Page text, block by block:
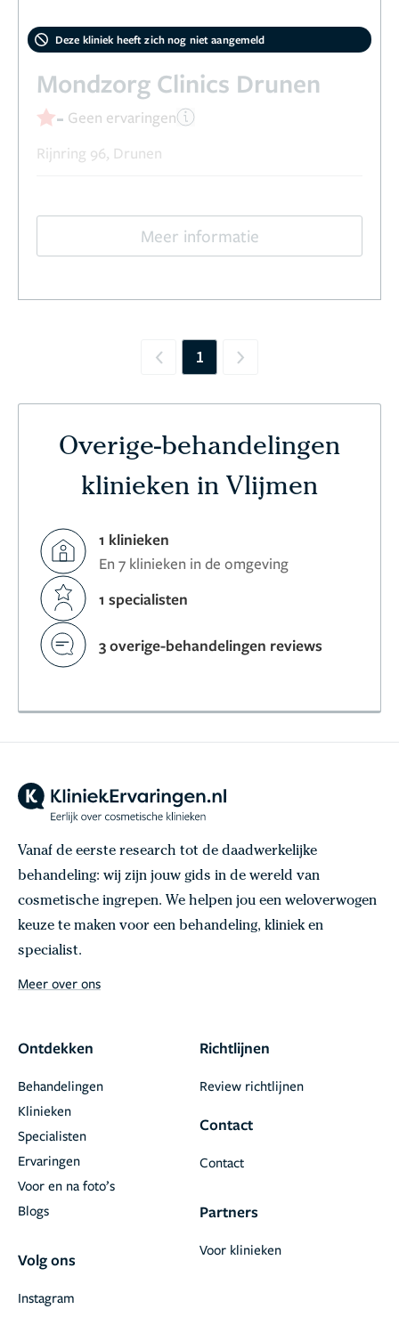
Deze kliniek heeft zich nog niet aangemeld
Mondzorg Clinics Drunen
- Geen ervaringen
Rijnring 96, Drunen
Meer informatie
Previous
1 Next
Overige-behandelingen
klinieken in Vlijmen
1 klinieken
En 7 klinieken in de omgeving
1 specialisten
3 overige-behandelingen reviews
Vanaf de eerste research tot de daadwerkelijke
behandeling: wij zijn jouw gids in de wereld van
cosmetische ingrepen. We helpen jou een weloverwogen
keuze te maken voor een behandeling, kliniek en
specialist.
Meer over ons
Ontdekken
Behandelingen
Klinieken
Specialisten
Ervaringen
Voor en na foto’s
Blogs
Volg ons
Instagram
Richtlijnen
Review richtlijnen
Contact
Contact
Partners
Voor klinieken